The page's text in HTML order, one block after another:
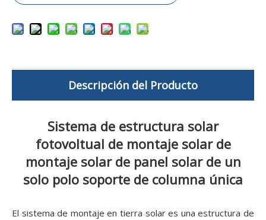
Descripción del Producto
Sistema de estructura solar
fotovoltual de montaje solar de
montaje solar de panel solar de un
solo polo soporte de columna única
El sistema de montaje en tierra solar es una estructura de